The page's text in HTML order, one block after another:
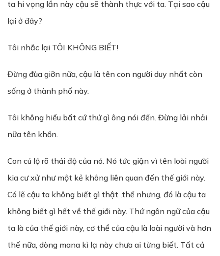
ta hi vọng lần này cậu sẽ thành thực với ta. Tại sao cậu
lại ở đây?
Tôi nhắc lại TÔI KHÔNG BIẾT!
Đừng đùa giỡn nữa, cậu là tên con người duy nhất còn
sống ở thành phố này.
Tôi không hiểu bất cứ thứ gì ông nói đến. Đừng lải nhải
nữa tên khốn.
Con cú lộ rõ thái độ của nó. Nó tức giận vì tên loài người
kia cư xử như một kẻ không liên quan đến thế giới này.
Có lẽ cậu ta không biết gì thật ,thế nhưng, đó là cậu ta
không biết gì hết về thế giới này. Thứ ngôn ngữ của cậu
ta là của thế giới này, cơ thể của cậu là loài người và hơn
thế nữa, dòng mana kì lạ này chưa ai từng biết. Tất cả